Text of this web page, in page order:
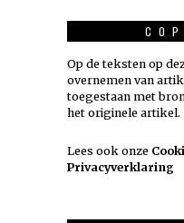
Op de teksten op
overnemen van
toegestaan met
het originele artikel.
Lees ook onze
Privacyverklaring